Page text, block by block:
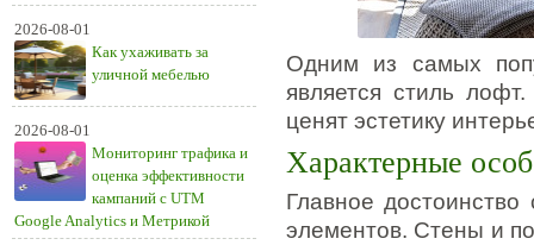
2026-08-01
Как ухаживать за
уличной мебелью
2026-08-01
Мониторинг трафика и
оценка эффективности
кампаний с UTM
Google Analytics и Метрикой
Одним из самых
является стиль
ценят эстетику
Характерные
Главное
элементов. Стены и